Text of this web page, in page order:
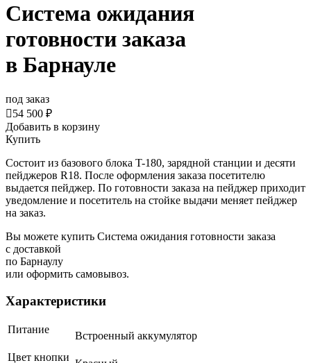
Система ожидания
готовности заказа
в Барнауле
под заказ
54 500 ₽
Добавить в корзину
Купить
Состоит из базового блока T-180, зарядной станции и десяти
пейджеров R18. После оформления заказа посетителю
выдается пейджер. По готовности заказа на пейджер приходит
уведомление и посетитель на стойке выдачи меняет пейджер
на заказ.
Вы можете купить Система ожидания готовности заказа
с доставкой
по Барнаулу
или оформить самовывоз.
Характеристики
Питание
Встроенный аккумулятор
Цвет кнопки